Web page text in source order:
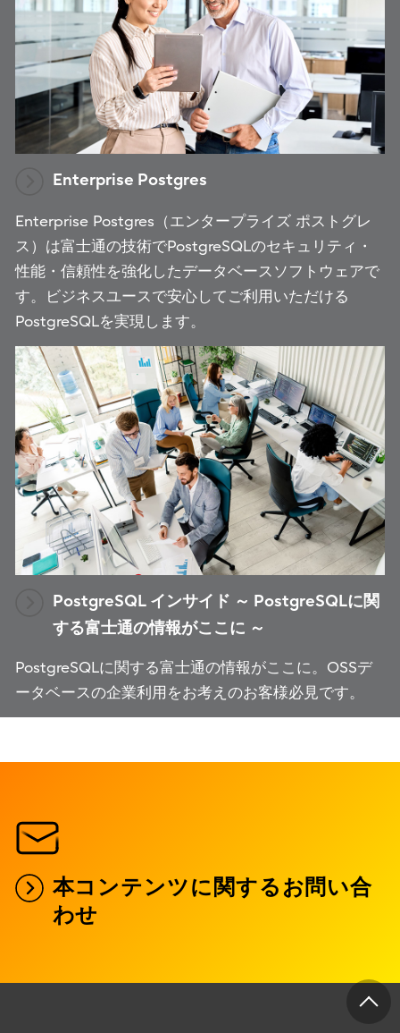
Enterprise Postgres
Enterprise Postgres（エンタープライズ ポストグレ
ス）は富士通の技術でPostgreSQLのセキュリティ・
性能・信頼性を強化したデータベースソフトウェアで
す。ビジネスユースで安心してご利用いただける
PostgreSQLを実現します。
PostgreSQL インサイド ～ PostgreSQLに関
する富士通の情報がここに ～
PostgreSQLに関する富士通の情報がここに。OSSデ
ータベースの企業利用をお考えのお客様必見です。
本コンテンツに関するお問い合
わせ